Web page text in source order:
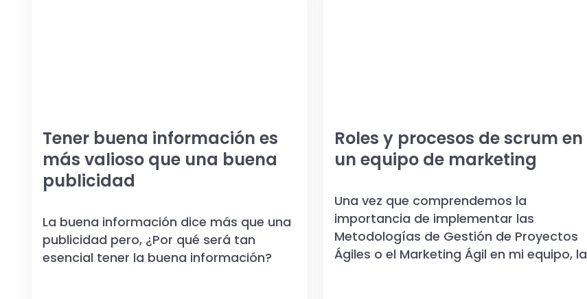
Tener buena información es
más valioso que una buena
publicidad
La buena información dice más que una
publicidad pero, ¿Por qué será tan
esencial tener la buena información?
Roles y procesos de scrum en
un equipo de marketing
Una vez que comprendemos la
importancia de implementar las
Metodologías de Gestión de Proyectos
Ágiles o el Marketing Ágil en mi equipo, la